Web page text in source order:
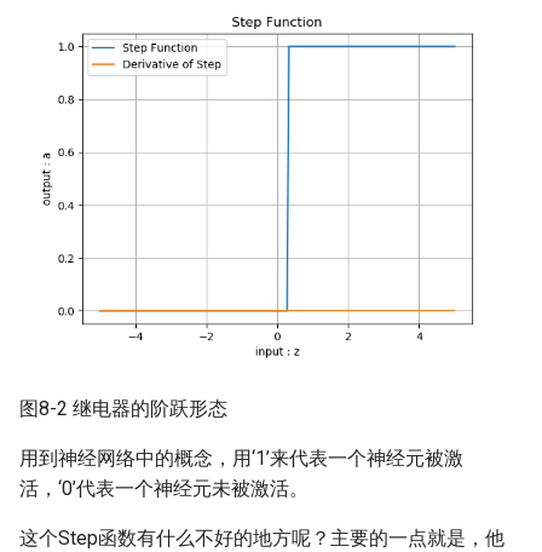
16.4 早停法
16.6 数据扩展
16.7 集成学习
图8-2 继电器的阶跃形态
用到神经网络中的概念，用‘1’来代表一个神经元被激
活，‘0’代表一个神经元未被激活。
这个Step函数有什么不好的地方呢？主要的一点就是，他